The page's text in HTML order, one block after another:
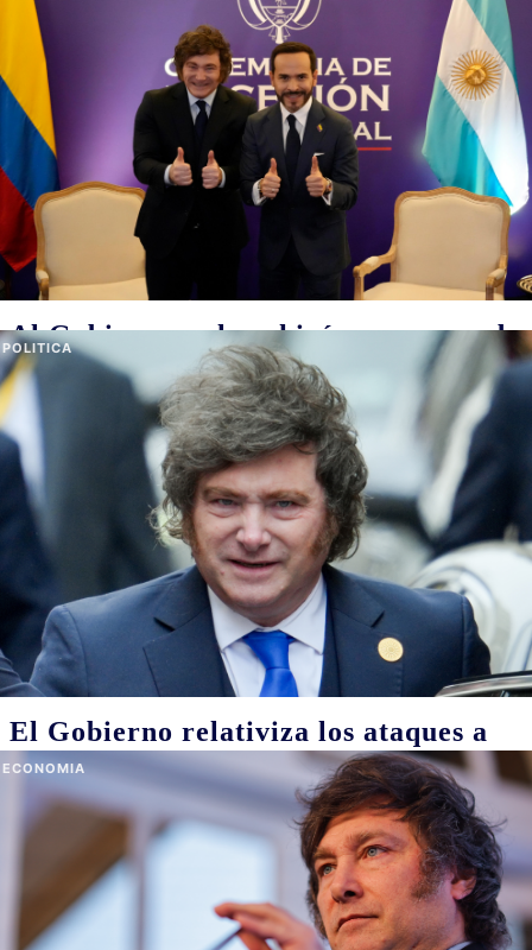
08/08/2026
Alejandra Mantecon Fumadó, ex directora del Instituto Nacional de
Medicamentos (INAME) declaró que a los laboratorios de Ariel
García Furfaro debían ir con custodia personal porque los
inspectores estaban atemorizados porque las intervenciones eran
"ríspidas". También reconoció que: "No hay forma de que el
Estado controle que el laboratorio decida no hacer nada"
POLITICA
Geopolítica, Estado y empresas
08/08/2026
Las tensiones entre gobiernos, mercados y actores privados
redefinen alianzas, cadenas de valor y márgenes de soberanía